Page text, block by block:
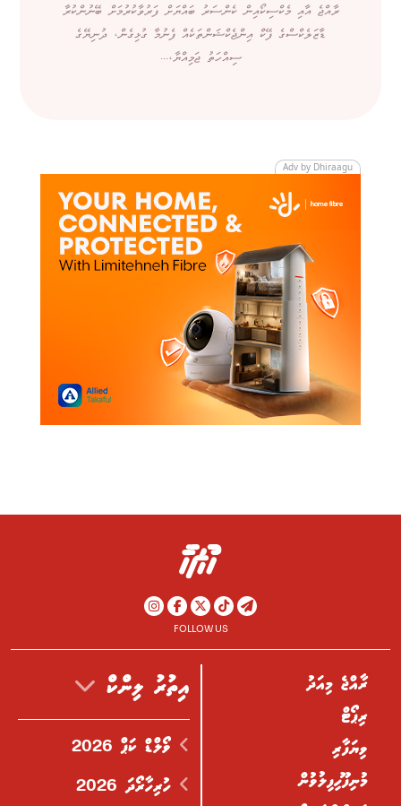
ރާއްޖެ އާއި މެކްސިކޯއިން ކެންސަރު ބައްޔަށް ފަރުވާކުރުމަށް ބޭނުންކުރާ
ޑާޒަލެކްސްގެ ފޭކް އިންޖެކްޝަންތަކެއް ފެނުމާ ގުޅިގެން، ދުނިޔޭގެ
ސިއްހަތު ޖަމިއްޔާ،...
Adv by Dhiraagu
FOLLOW US
ރާއްޖެ މިއަދު
ރިޕޯޓް
ވިޔަފާރި
މުނިފޫހިފިލުވުން
އިތުރު ލިންކް
ވޯލްޑް ކަޕް 2026
ހުރިހާރޯދަ 2026